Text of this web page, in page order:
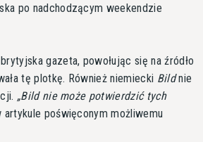
po nadchodzącym weekendzie
gazeta, powołując się na źródło
tę plotkę. Również niemiecki Bildnie
Bild nie może potwierdzić tych
poświęconym możliwemu